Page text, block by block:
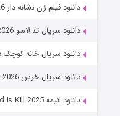
دانلود فیلم زن نشانه دار The Marked Woman 2026
دانلود سریال تد لاسو Ted Lasso 2020-2026
دانلود سریال خانه کوچک Little House on the Prairie 2026
دانلود سریال خرس The Bear 2022-2026
دانلود انیمه All You Need Is Kill 2025